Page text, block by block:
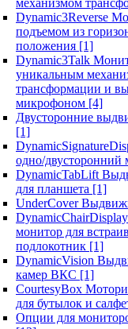
механизмом
Dynamic3Reverse
подъемом из
положения [1]
Dynamic3Talk
уникальным
трансформации и
микрофоном [4]
Двусторонние
[1]
одно/двусторонний
DynamicTabLift
для планшета [1]
UnderCover
монитор для
подлокотник [1]
DynamicVision
камер ВКС [1]
CourtesyBox
для бутылок и
Опции для